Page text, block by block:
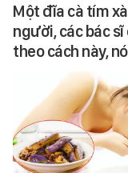
Một đĩa cà tím
người, các bác
theo cách này,